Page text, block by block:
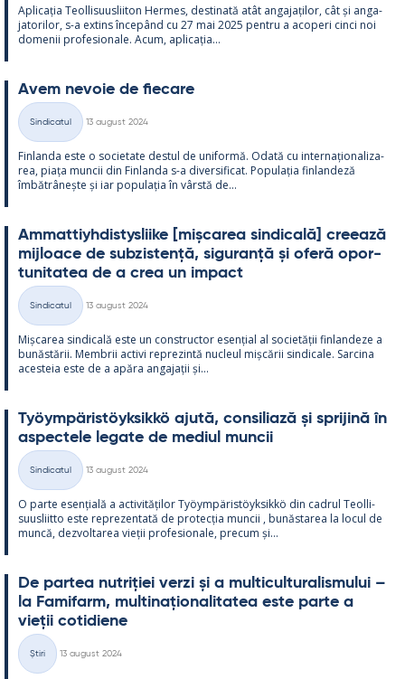
Aplicația Teol­li­suus­lii­ton Her­mes, des­ti­nată atât an­ga­jați­lor, cât și an­ga­
ja­to­ri­lor, s-a ex­tins începând cu 27 mai 2025 pentru a aco­peri cinci noi
do­me­nii pro­fe­sio­nale. Acum, aplicația...
Avem ne­voie de fiecare
Categorii
Sindicatul
13 august 2024
Fin­landa este o socie­tate des­tul de uni­formă. Odată cu in­ter­națio­na­liza­
rea, piața muncii din Fin­landa s-a di­ver­si­ficat. Po­pu­lația fin­lan­deză
îmbătrâ­nește și iar po­pu­lația în vârstă de...
Am­mat­tiyh­dis­tys­liike [mișca­rea sin­dicală] cree­ază
mij­loace de subzis­tență, si­gu­ranță și oferă opor­
tu­ni­ta­tea de a crea un im­pact
Categorii
Sindicatul
13 august 2024
Mișca­rea sin­dicală este un con­struc­tor esențial al societății fin­lan­deze a
bunăstă­rii. Mem­brii ac­tivi reprezintă nucleul mișcă­rii sin­dicale. Sarcina
aces­teia este de a apăra an­ga­jații și...
Työym­pä­ris­töyk­sikkö ajută, con­si­liază și spri­jină în
as­pec­tele le­gate de me­diul muncii
Categorii
Sindicatul
13 august 2024
O parte esențială a ac­ti­vități­lor Työym­pä­ris­töyk­sikkö din cadrul Teol­li­
suus­liitto este reprezen­tată de pro­tecția muncii , bunăs­ta­rea la locul de
muncă, dez­vol­ta­rea vieții pro­fe­sio­nale, precum și...
De par­tea nut­riției verzi și a mul­ticul­tu­ra­lis­mu­lui –
la Fa­mi­farm, mul­ti­națio­na­li­ta­tea este parte a
vieții co­ti­diene
Categorii
Știri
13 august 2024